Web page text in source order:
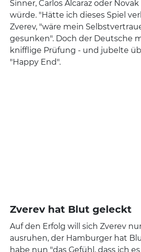
Sinner, Carlos Alcaraz oder
würde. "Hätte ich dieses Spiel
Zverev, "wäre mein
gesunken". Doch der Deutsche
knifflige Prüfung - und jubelte
"Happy End".
Zverev hat Blut geleckt
Auf den Erfolg will sich Zverev
ausruhen, der Hamburger hat
habe nun "das Gefühl, dass ich